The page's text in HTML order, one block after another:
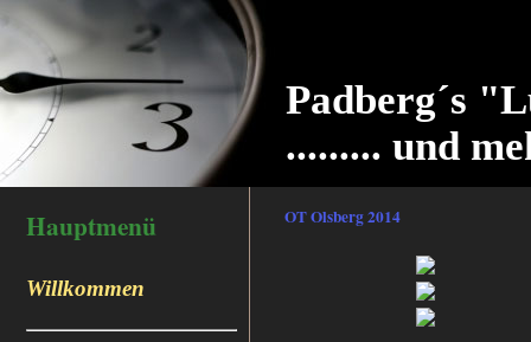
Padberg´s
......... und
Hauptmenü
Willkommen
OT Olsberg 2014